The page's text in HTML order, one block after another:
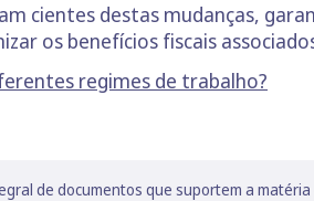
cientes destas mudanças,
os benefícios fiscais
regimes de trabalho?
de documentos que suportem a matéria